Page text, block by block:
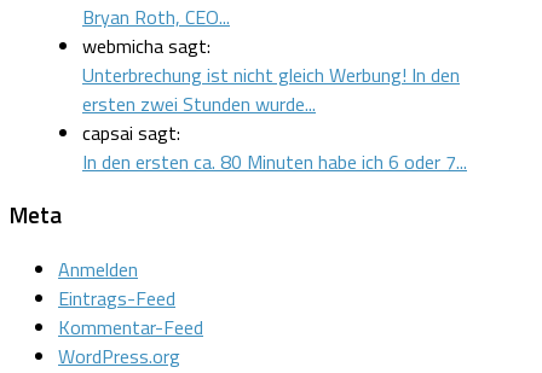
Bryan Roth, CEO...
webmicha sagt:
Unterbrechung ist nicht gleich Werbung! In den
ersten zwei Stunden wurde...
capsai sagt:
In den ersten ca. 80 Minuten habe ich 6 oder 7...
Meta
Anmelden
Eintrags-Feed
Kommentar-Feed
WordPress.org